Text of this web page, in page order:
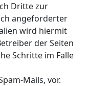
Dritte zur
angeforderter
wird hiermit
der Seiten
Schritte im Falle
Mails, vor.